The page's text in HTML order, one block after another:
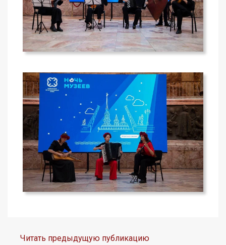
Читать предыдущую публикацию